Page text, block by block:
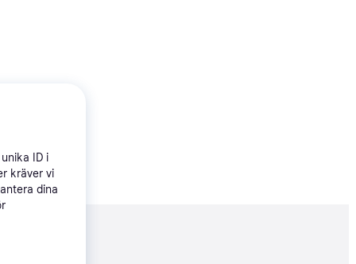
ID i
kräver vi
dina